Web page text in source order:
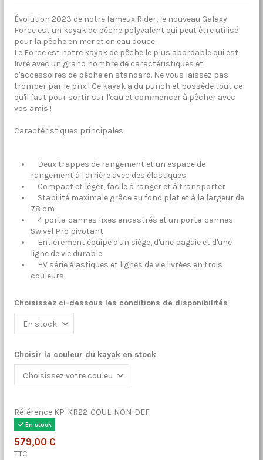
Évolution 2023 de notre fameux Rider, le nouveau Galaxy
Force est un kayak de pêche polyvalent qui peut être utilisé
pour la pêche en mer et en eau douce.
Le Force est notre kayak de pêche le plus abordable qui est
livré avec un grand nombre de caractéristiques et
d'accessoires de pêche en standard. Ne vous laissez pas
tromper par le prix ! Ce kayak a du punch et possède tout ce
qu'il faut pour sortir sur l'eau et commencer à pêcher avec
vos amis !
Caractéristiques principales :
Deux trappes de rangement et un espace de
rangement à l'arrière avec des élastiques
Compact et léger, facile à ranger et à transporter
Stabilité maximale grâce au fond plat et à la largeur de
78 cm
4 porte-cannes fixes encastrés et un porte-cannes
Swivel Pro pivotant
Entièrement équipé d'un siège, d'une pagaie et d'une
ligne de vie durable
HV série élastiques et lignes de vie livrées en trois
couleurs
Choisissez ci-dessous les conditions de disponibilités
Choisir la couleur du kayak en stock
Référence KP-KR22-COUL-NON-DEF
En stock
579,00 €
TTC